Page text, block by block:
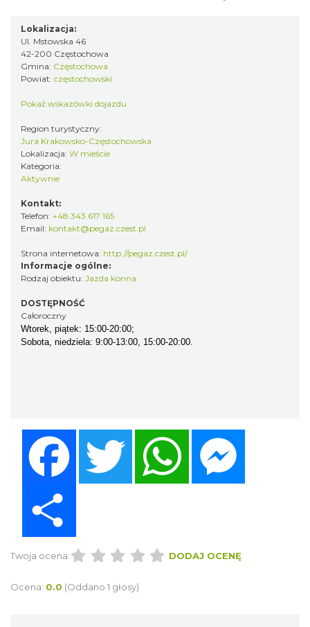
Lokalizacja:
Ul. Mstowska 46
42-200 Częstochowa
Gmina: Częstochowa
Powiat: częstochowski
Pokaż wskazówki dojazdu
Region turystyczny:
Jura Krakowsko-Częstochowska
Lokalizacja: W mieście
Kategoria:
Aktywnie
Kontakt:
Telefon: +48 343 617 165
Email: kontakt@pegaz.czest.pl
Strona internetowa: http://pegaz.czest.pl/
Informacje ogólne:
Rodzaj obiektu: Jazda konna
DOSTĘPNOŚĆ
Całoroczny
Wtorek, piątek: 15:00-20:00;
Sobota, niedziela: 9:00-13:00, 15:00-20:00.
Twitter WhatsApp
Twoja ocena: DODAJ OCENĘ
Ocena: 0.0 (Oddano 1 głosy)